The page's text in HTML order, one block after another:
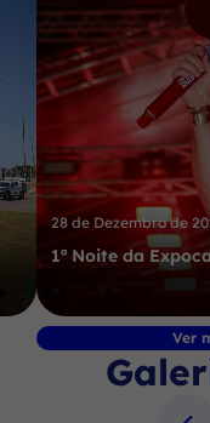
28 de Dezembro de
1ª Noite da
Ver
Seção Galeria